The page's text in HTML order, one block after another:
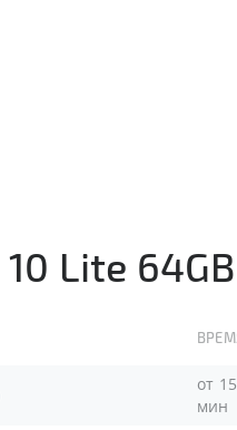
Lite 64GB
от 15
мин